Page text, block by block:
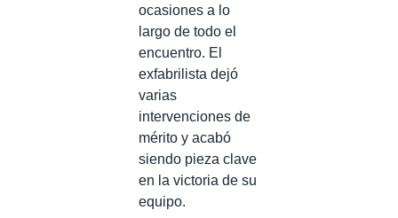
ocasiones a lo
largo de todo el
encuentro. El
exfabrilista dejó
varias
intervenciones de
mérito y acabó
siendo pieza clave
en la victoria de su
equipo.